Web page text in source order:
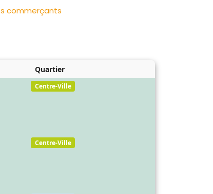
commerçants
Quartier
Centre-Ville
Centre-Ville